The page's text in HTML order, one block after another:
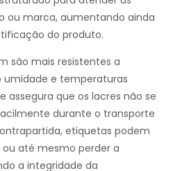
ou marca, aumentando ainda
do produto.
são mais resistentes a
umidade e temperaturas
assegura que os lacres não se
durante o transporte
etiquetas podem
até mesmo perder a
a integridade da